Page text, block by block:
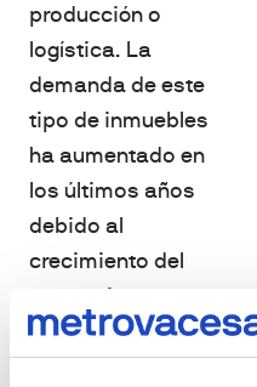
producción o
logística. La
demanda de este
tipo de inmuebles
ha aumentado en
los últimos años
debido al
crecimiento del
comercio
electrónico y la
logística.